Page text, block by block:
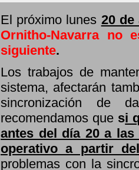
El próximo lunes 20
Ornitho-Navarra no
siguiente.
Los trabajos de
sistema, afectarán
sincronización de
recomendamos que si
antes del día 20 a
operativo a partir
problemas con la